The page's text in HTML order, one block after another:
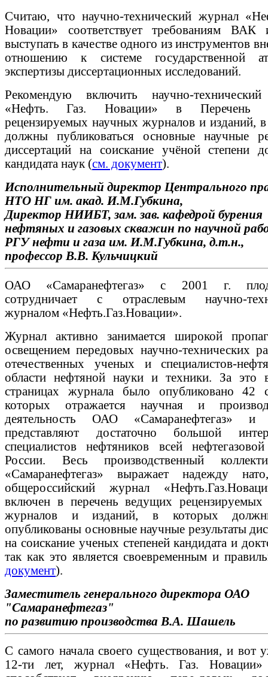
Считаю, что научно-технический журнал
Новации» соответствует требованиям
выступать в качестве одного из инструментов
отношению к системе государственной
экспертизы диссертационных исследований.
Рекомендую включить научно-
«Нефть. Газ. Новации» в Перечень
рецензируемых научных журналов и изданий,
должны публиковаться основные научные
диссертаций на соискание учёной степени
кандидата наук (см. документ).
Исполнительный директор Центрального
НТО НГ им. акад. И.М.Губкина,
Директор НИИБТ, зам. зав. кафедрой бурения
нефтяных и газовых скважин по научной
РГУ нефти и газа им. И.М.Губкина, д.т.н.,
профессор В.В. Кульчицкий
ОАО «Самаранефтегаз» с 2001 г.
сотрудничает с отраслевым научно-
журналом «Нефть.Газ.Новации».
Журнал активно занимается широкой
освещением передовых научно-технических
отечественных ученых и специалистов-
области нефтяной науки и техники. За это
страницах журнала было опубликовано 42
которых отражается научная и
деятельность ОАО «Самаранефтегаз» и
представляют достаточно большой
специалистов нефтяников всей
России. Весь производственный
«Самаранефтегаз» выражает надежду
общероссийский журнал
включен в перечень ведущих рецензируемых
журналов и изданий, в которых
опубликованы основные научные результаты
на соискание ученых степеней кандидата и
так как это является своевременным и
документ).
Заместитель генерального директора ОАО
"Самаранефтегаз"
по развитию производства В.А. Шашель
С самого начала своего существования, и вот
12-ти лет, журнал «Нефть. Газ. Новации»